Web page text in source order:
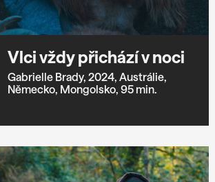
Vlci vždy přichází v noci
Gabrielle Brady, 2024, Austrálie,
Německo, Mongolsko, 95 min.